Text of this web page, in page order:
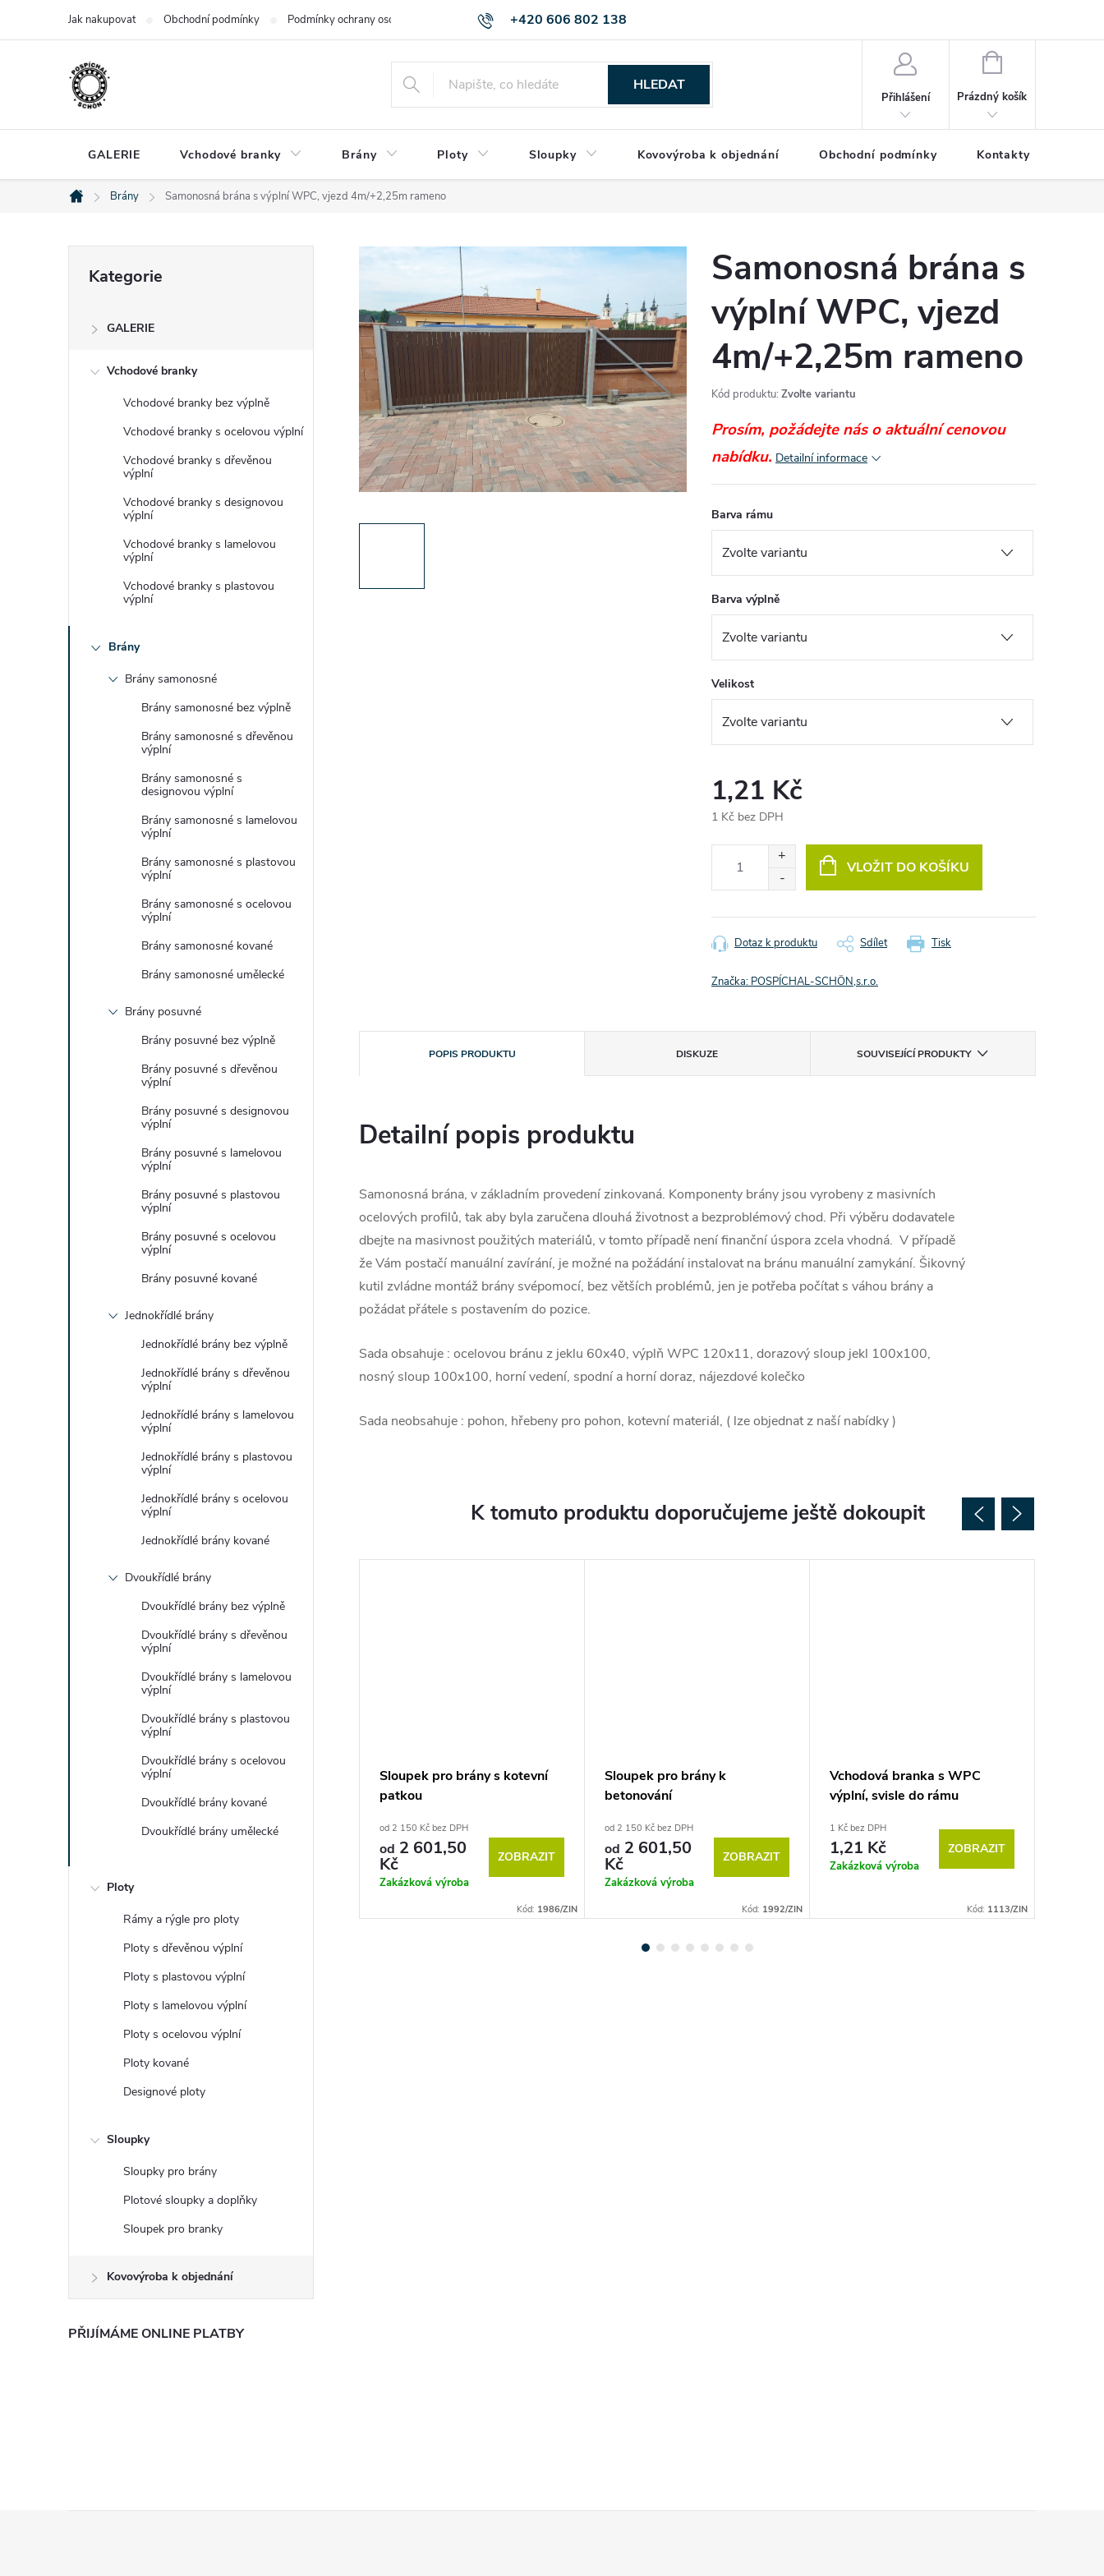
+420 606 802 138
Jak nakupovat Obchodní podmínky Podmínky ochrany osobních údajů
HLEDAT
Přihlášení
NÁKUPNÍ
Prázdný košík
GALERIE Vchodové branky Brány Ploty Sloupky Kovovýroba k objednání Obchodní podmínky Kontakty
Domů
Brány Samonosná brána s výplní WPC, vjezd 4m/+2,25m rameno
p
kategorie
Kategorie
GALERIE
Vchodové branky
Vchodové branky bez výplně
Vchodové branky s ocelovou výplní
Vchodové branky s dřevěnou
výplní
Vchodové branky s designovou
výplní
Vchodové branky s lamelovou
výplní
Vchodové branky s plastovou
výplní
Brány
Brány samonosné
Brány samonosné bez výplně
Brány samonosné s dřevěnou
výplní
Brány samonosné s
designovou výplní
Brány samonosné s lamelovou
výplní
Brány samonosné s plastovou
výplní
Brány samonosné s ocelovou
výplní
Brány samonosné kované
Brány samonosné umělecké
Brány posuvné
Brány posuvné bez výplně
Brány posuvné s dřevěnou
výplní
Brány posuvné s designovou
výplní
Brány posuvné s lamelovou
výplní
Brány posuvné s plastovou
výplní
Brány posuvné s ocelovou
výplní
Brány posuvné kované
Jednokřídlé brány
Jednokřídlé brány bez výplně
Jednokřídlé brány s dřevěnou
výplní
Jednokřídlé brány s lamelovou
výplní
Jednokřídlé brány s plastovou
výplní
Jednokřídlé brány s ocelovou
výplní
Jednokřídlé brány kované
Dvoukřídlé brány
Dvoukřídlé brány bez výplně
Dvoukřídlé brány s dřevěnou
výplní
Dvoukřídlé brány s lamelovou
výplní
Dvoukřídlé brány s plastovou
výplní
Dvoukřídlé brány s ocelovou
výplní
Dvoukřídlé brány kované
Dvoukřídlé brány umělecké
Ploty
Rámy a rýgle pro ploty
Ploty s dřevěnou výplní
Ploty s plastovou výplní
Ploty s lamelovou výplní
Ploty s ocelovou výplní
Ploty kované
Designové ploty
Sloupky
Sloupky pro brány
Plotové sloupky a doplňky
Sloupek pro branky
Kovovýroba k objednání
PŘIJÍMÁME ONLINE PLATBY
Samonosná brána s
výplní WPC, vjezd
4m/+2,25m rameno
Kód produktu: Zvolte variantu
Prosím, požádejte nás o aktuální cenovou
nabídku. Detailní informace
Barva rámu
Barva výplně
Velikost
1,21 Kč
1 Kč bez DPH
VLOŽIT DO KOŠÍKU
Tisk
Dotaz k produktu Sdílet
Značka: POSPÍCHAL-SCHÖN,s.r.o.
POPIS PRODUKTU DISKUZE SOUVISEJÍCÍ PRODUKTY
Detailní popis produktu
Samonosná brána, v základním provedení zinkovaná. Komponenty brány jsou vyrobeny z masivních
ocelových profilů, tak aby byla zaručena dlouhá životnost a bezproblémový chod. Při výběru dodavatele
dbejte na masivnost použitých materiálů, v tomto případě není finanční úspora zcela vhodná. V případě
že Vám postačí manuální zavírání, je možné na požádání instalovat na bránu manuální zamykání. Šikovný
kutil zvládne montáž brány svépomocí, bez větších problémů, jen je potřeba počítat s váhou brány a
požádat přátele s postavením do pozice.
Sada obsahuje : ocelovou bránu z jeklu 60x40, výplň WPC 120x11, dorazový sloup jekl 100x100,
nosný sloup 100x100, horní vedení, spodní a horní doraz, nájezdové kolečko
Sada neobsahuje : pohon, hřebeny pro pohon, kotevní materiál, ( lze objednat z naší nabídky )
K tomuto produktu doporučujeme ještě dokoupit
Sloupek pro branky k
betonování a panty
od 1 400 Kč bez DPH
Sloupek pro brány s kotevní
patkou
od 2 150 Kč bez DPH
od 2 601,50
Kč
Zakázková výroba
ZOBRAZIT
Kód: 1986/ZIN
Sloupek pro brány k
betonování
od 2 150 Kč bez DPH
od 2 601,50
Kč
Zakázková výroba
ZOBRAZIT
Kód: 1992/ZIN
Vchodová branka s WPC
výplní, svisle do rámu
1 Kč bez DPH
1,21 Kč
Zakázková výroba
ZOBRAZIT
Kód: 1113/ZIN